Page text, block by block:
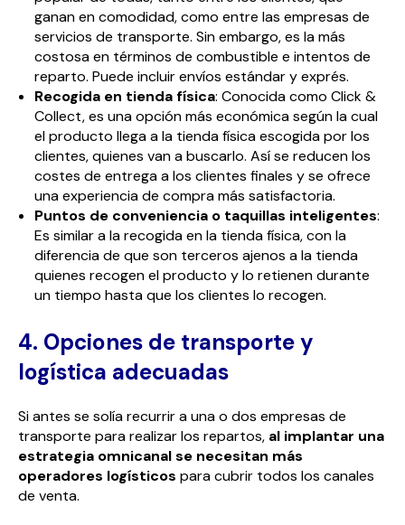
ganan en comodidad, como entre las empresas de
servicios de transporte. Sin embargo, es la más
costosa en términos de combustible e intentos de
reparto. Puede incluir envíos estándar y exprés.
Recogida en tienda física: Conocida como Click &
Collect, es una opción más económica según la cual
el producto llega a la tienda física escogida por los
clientes, quienes van a buscarlo. Así se reducen los
costes de entrega a los clientes finales y se ofrece
una experiencia de compra más satisfactoria.
Puntos de conveniencia o taquillas inteligentes:
Es similar a la recogida en la tienda física, con la
diferencia de que son terceros ajenos a la tienda
quienes recogen el producto y lo retienen durante
un tiempo hasta que los clientes lo recogen.
4. Opciones de transporte y
logística adecuadas
Si antes se solía recurrir a una o dos empresas de
transporte para realizar los repartos, al implantar una
estrategia omnicanal se necesitan más
operadores logísticos para cubrir todos los canales
de venta.